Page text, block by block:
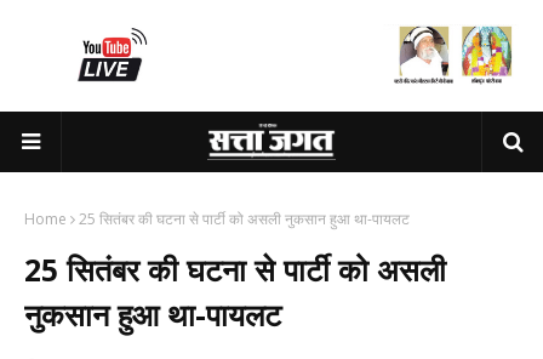
Home 25 सितंबर की घटना से पार्टी को असली नुकसान हुआ था-पायलट
25 सितंबर की घटना से पार्टी को असली
नुकसान हुआ था-पायलट